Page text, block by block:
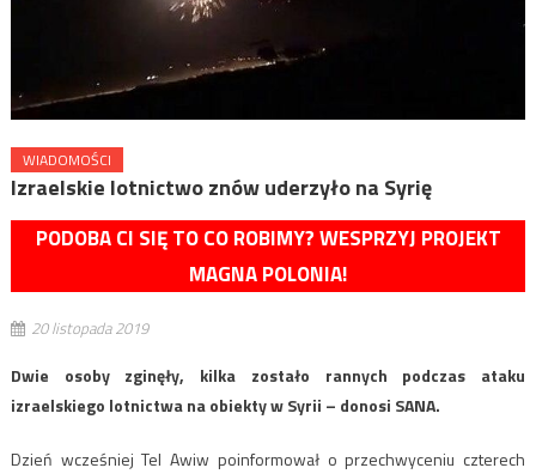
WIADOMOŚCI
Izraelskie lotnictwo znów uderzyło na Syrię
PODOBA CI SIĘ TO CO ROBIMY? WESPRZYJ PROJEKT
MAGNA POLONIA!
20 listopada 2019
Dwie osoby zginęły, kilka zostało rannych podczas ataku
izraelskiego lotnictwa na obiekty w Syrii – donosi SANA.
Dzień wcześniej Tel Awiw poinformował o przechwyceniu czterech